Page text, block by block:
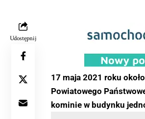
Udostępnij
17 maja 2021 roku
Powiatowego
kominie w budynku